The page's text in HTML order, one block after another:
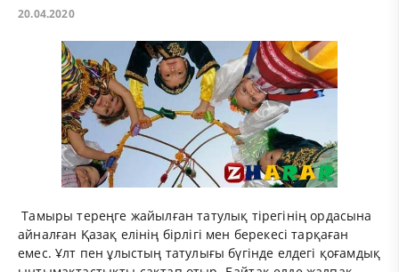
20.04.2020
Тамыры тереңге жайылған татулық тірегінің ордасына
айналған Қазақ елінің бірлігі мен берекесі тарқаған
емес. Ұлт пен ұлыстың татулығы бүгінде елдегі қоғамдық